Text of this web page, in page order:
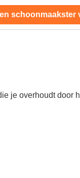
schoonmaakster
je overhoudt door